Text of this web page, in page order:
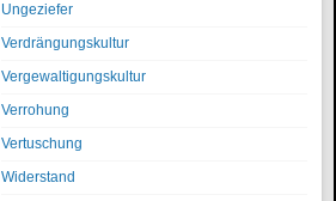
Ungeziefer
Verdrängungskultur
Vergewaltigungskultur
Verrohung
Vertuschung
Widerstand